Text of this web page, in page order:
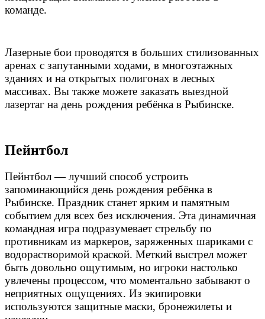
команде.
Лазерные бои проводятся в больших стилизованных
аренах с запутанными ходами, в многоэтажных
зданиях и на открытых полигонах в лесных
массивах. Вы также можете заказать выездной
лазертаг на день рождения ребёнка в Рыбинске.
Пейнтбол
Пейнтбол — лучший способ устроить
запоминающийся день рождения ребёнка в
Рыбинске. Праздник станет ярким и памятным
событием для всех без исключения. Эта динамичная
командная игра подразумевает стрельбу по
противникам из маркеров, заряженных шариками с
водорастворимой краской. Меткий выстрел может
быть довольно ощутимым, но игроки настолько
увлечены процессом, что моментально забывают о
неприятных ощущениях. Из экипировки
используются защитные маски, бронежилеты и